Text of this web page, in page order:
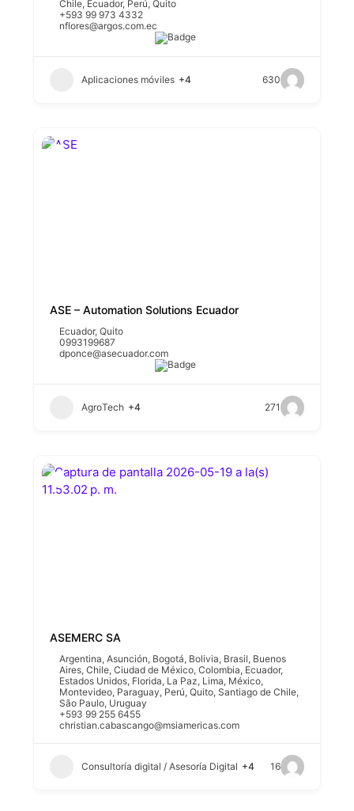
Chile, Ecuador, Perú,Quito
+593 99 973 4332
nflores@argos.com.ec
Aplicaciones móviles +4 630
ASE – Automation Solutions Ecuador
Ecuador,Quito
0993199687
dponce@asecuador.com
AgroTech +4 271
ASEMERC SA
Argentina,Asunción, Bogotá, Bolivia, Brasil, Buenos
Aires,Chile,Ciudad de México,Colombia, Ecuador,
Estados Unidos, Florida, La Paz, Lima, México,
Montevideo, Paraguay, Perú,Quito, Santiago de Chile,
São Paulo, Uruguay
+593 99 255 6455
christian.cabascango@msiamericas.com
Consultoría digital / Asesoría Digital +4 16